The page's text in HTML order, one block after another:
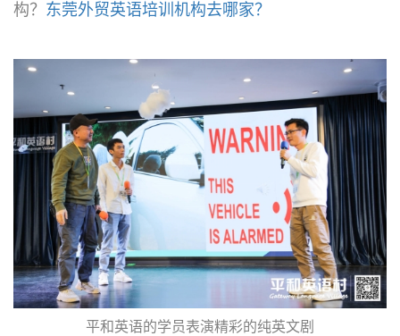
构？ 东莞外贸英语培训机构去哪家？
平和英语的学员表演精彩的纯英文剧